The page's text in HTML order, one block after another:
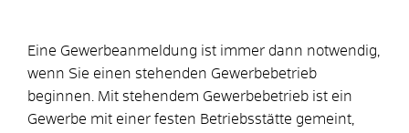
Eine Gewerbeanmeldung ist immer dann notwendig,
wenn Sie einen stehenden Gewerbebetrieb
beginnen. Mit stehendem Gewerbebetrieb ist ein
Gewerbe mit einer festen Betriebsstätte gemeint,